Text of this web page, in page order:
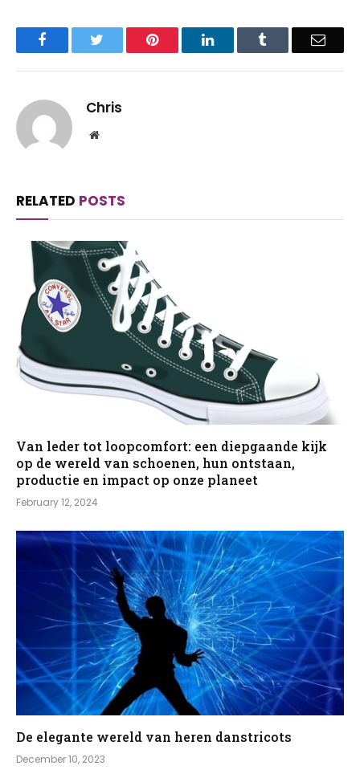
Facebook Pinterest LinkedIn Email
Chris
Website
RELATED POSTS
Van leder tot loopcomfort: een diepgaande kijk
op de wereld van schoenen, hun ontstaan,
productie en impact op onze planeet
February 12, 2024
De elegante wereld van heren danstricots
December 10, 2023